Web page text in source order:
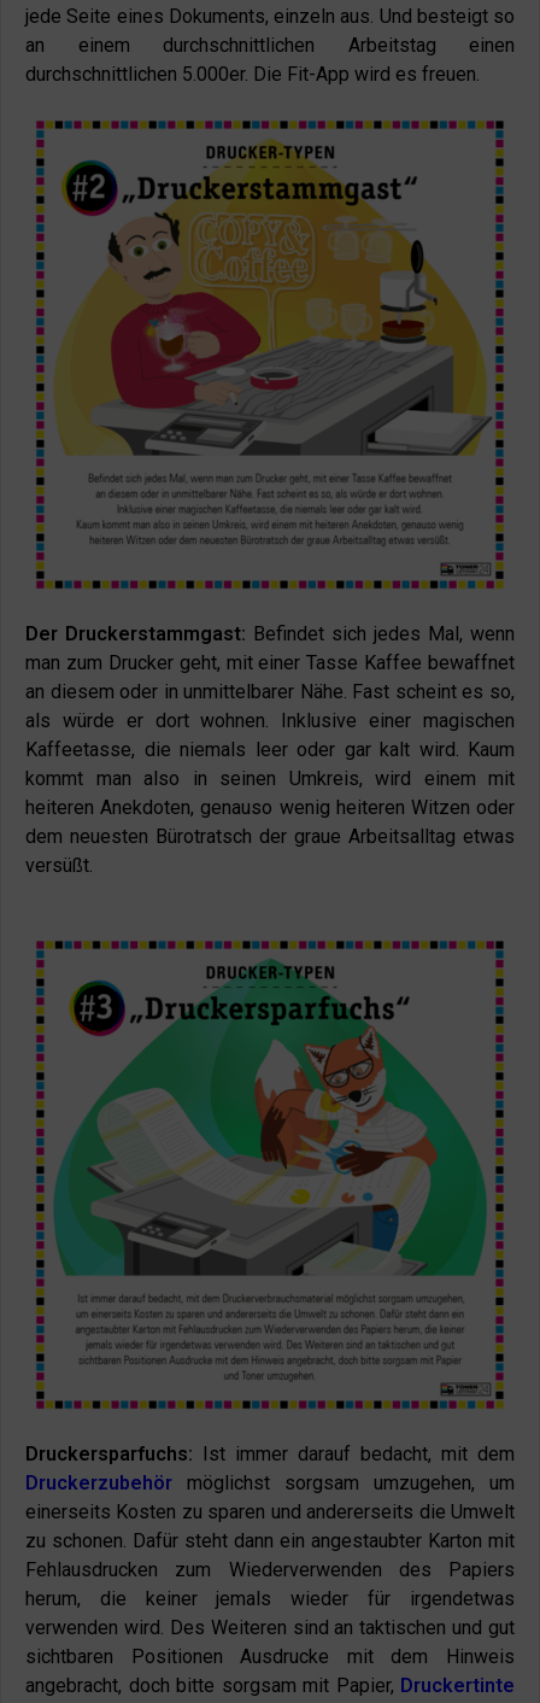
jede Seite eines Dokuments, einzeln aus. Und besteigt so
an einem durchschnittlichen Arbeitstag einen
durchschnittlichen 5.000er. Die Fit-App wird es freuen.
Der Druckerstammgast: Befindet sich jedes Mal, wenn
man zum Drucker geht, mit einer Tasse Kaffee bewaffnet
an diesem oder in unmittelbarer Nähe. Fast scheint es so,
als würde er dort wohnen. Inklusive einer magischen
Kaffeetasse, die niemals leer oder gar kalt wird. Kaum
kommt man also in seinen Umkreis, wird einem mit
heiteren Anekdoten, genauso wenig heiteren Witzen oder
dem neuesten Bürotratsch der graue Arbeitsalltag etwas
versüßt.
Druckersparfuchs: Ist immer darauf bedacht, mit dem
Druckerzubehör möglichst sorgsam umzugehen, um
einerseits Kosten zu sparen und andererseits die Umwelt
zu schonen. Dafür steht dann ein angestaubter Karton mit
Fehlausdrucken zum Wiederverwenden des Papiers
herum, die keiner jemals wieder für irgendetwas
verwenden wird. Des Weiteren sind an taktischen und gut
sichtbaren Positionen Ausdrucke mit dem Hinweis
angebracht, doch bitte sorgsam mit Papier, Druckertinte